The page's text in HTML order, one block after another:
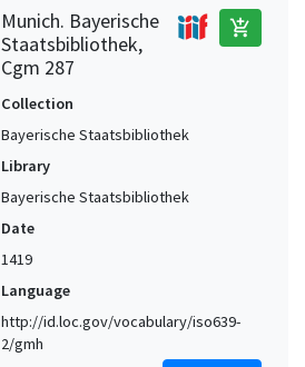
Munich. Bayerische
Staatsbibliothek,
Cgm 287
add_shopping_cart
Collection
Bayerische Staatsbibliothek
Library
Bayerische Staatsbibliothek
Date
1419
Language
http://id.loc.gov/vocabulary/iso639-
2/gmh